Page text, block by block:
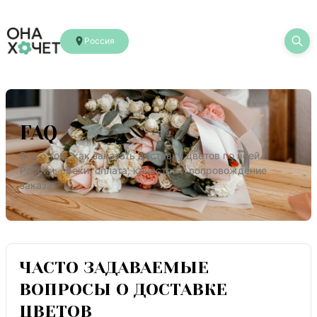
Россия
FAQ
Все о том, как заказать доставку цветов по всей
России: сроки, оплата, качество и сопровождение
заказа.
ЧАСТО ЗАДАВАЕМЫЕ
ВОПРОСЫ О ДОСТАВКЕ
ЦВЕТОВ